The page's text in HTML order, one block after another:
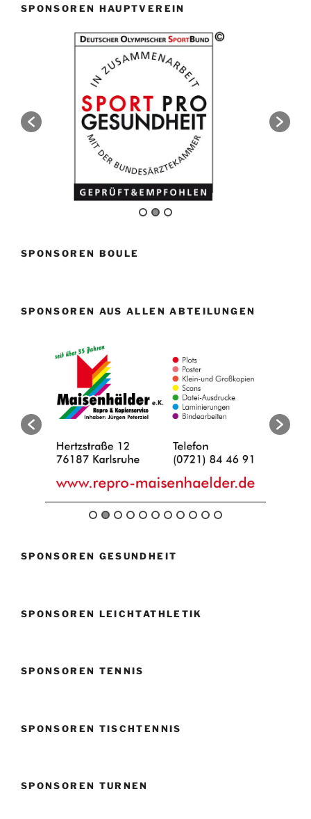
SPONSOREN HAUPTVEREIN
SPONSOREN BOULE
SPONSOREN AUS ALLEN ABTEILUNGEN
SPONSOREN GESUNDHEIT
SPONSOREN LEICHTATHLETIK
SPONSOREN TENNIS
SPONSOREN TISCHTENNIS
SPONSOREN TURNEN